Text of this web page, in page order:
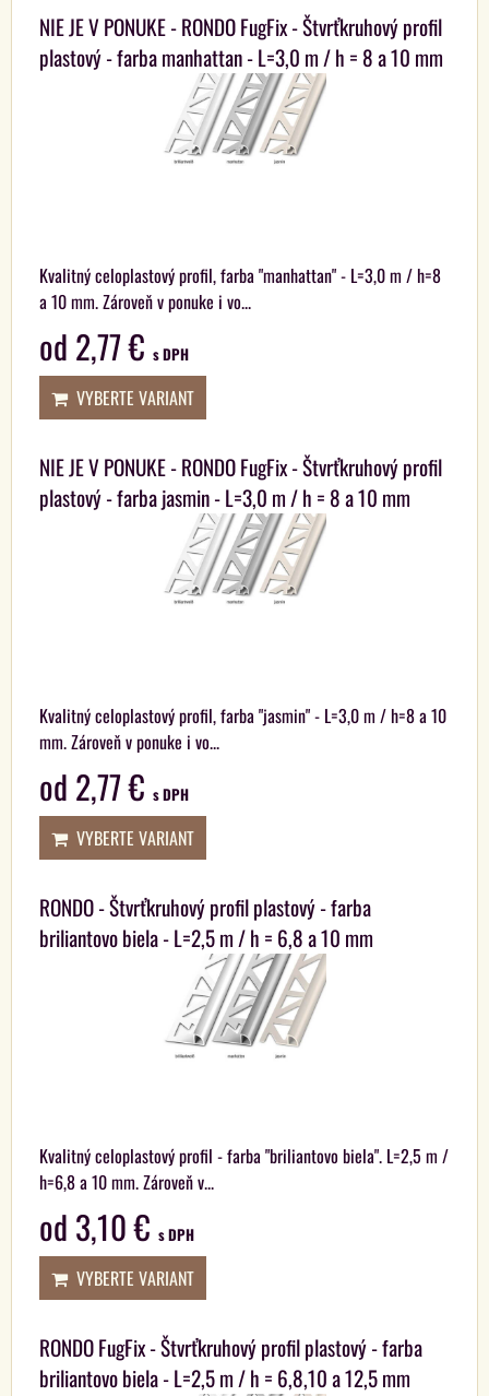
NIE JE V PONUKE - RONDO FugFix - Štvrťkruhový profil
plastový - farba manhattan - L=3,0 m / h = 8 a 10 mm
Kvalitný celoplastový profil, farba "manhattan" - L=3,0 m / h=8
a 10 mm. Zároveň v ponuke i vo...
od 2,77 € s DPH
VYBERTE VARIANT
NIE JE V PONUKE - RONDO FugFix - Štvrťkruhový profil
plastový - farba jasmin - L=3,0 m / h = 8 a 10 mm
Kvalitný celoplastový profil, farba "jasmin" - L=3,0 m / h=8 a 10
mm. Zároveň v ponuke i vo...
od 2,77 € s DPH
VYBERTE VARIANT
RONDO - Štvrťkruhový profil plastový - farba
briliantovo biela - L=2,5 m / h = 6,8 a 10 mm
Kvalitný celoplastový profil - farba "briliantovo biela". L=2,5 m /
h=6,8 a 10 mm. Zároveň v...
od 3,10 € s DPH
VYBERTE VARIANT
RONDO FugFix - Štvrťkruhový profil plastový - farba
briliantovo biela - L=2,5 m / h = 6,8,10 a 12,5 mm